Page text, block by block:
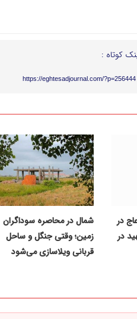
کوتاه :
https://eghtesadjournal.com/?p=256444
در
در
شمال در محاصره سوداگران
زمین؛ وقتی جنگل و ساحل
قربانی ویلاسازی می‌شود